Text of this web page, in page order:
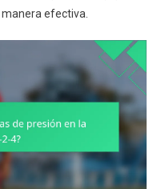
efectiva.